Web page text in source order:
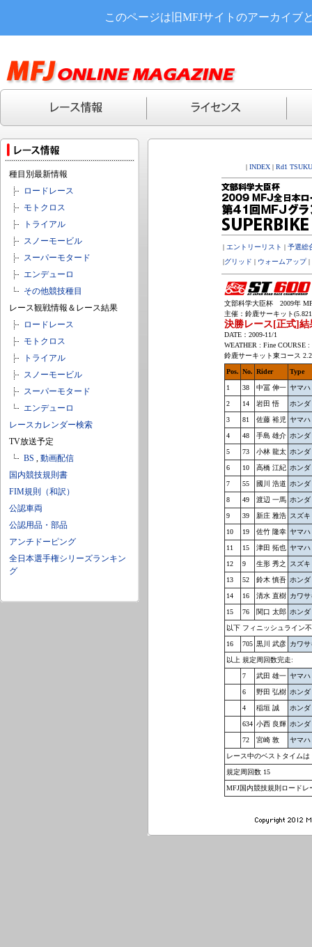
このページは旧MFJサイトのアーカイブ
種目別最新情報
ロードレース
モトクロス
トライアル
スノーモービル
スーパーモタード
エンデューロ
その他競技種目
レース観戦情報＆レース結果
ロードレース
モトクロス
トライアル
スノーモービル
スーパーモタード
エンデューロ
レースカレンダー検索
TV放送予定
BS , 動画配信
国内競技規則書
FIM規則（和訳）
公認車両
公認用品・部品
アンチドーピング
全日本選手権シリーズランキン
グ
| INDEX | Rd1
| エントリーリスト | 予選総
|グリッド | ウォームアップ|
文部科学大臣杯 2009年
主催：鈴鹿サーキット
決勝レース[正式]結
DATE：2009-11/1
WEATHER : Fine COURSE :
鈴鹿サーキット東コース
Pos. No. Rider Type
1 38 中冨 伸一 ヤマハ
2 14 岩田 悟 ホンダ
3 81 佐藤 裕児 ヤマハ
4 48 手島 雄介 ホンダ
5 73 小林 龍太 ホンダ
6 10 高橋 江紀 ホンダ
7 55 國川 浩道 ホンダ
8 49 渡辺 一馬 ホンダ
9 39 新庄 雅浩 スズキ
10 19 佐竹 隆幸 ヤマハ
11 15 津田 拓也 ヤマハ
12 9 生形 秀之 スズキ
13 52 鈴木 慎吾 ホンダ
14 16 清水 直樹 カワ
15 76 関口 太郎 ホンダ
以下 フィニッシュライン
16 705 黒川 武彦 カワ
以上 規定周回数完走:
7 武田 雄一 ヤマハ
6 野田 弘樹 ホンダ
4 稲垣 誠 ホンダ
634 小西 良輝 ホンダ
72 宮崎 敦 ヤマハ
レース中のベストタイム
規定周回数 15
MFJ国内競技規則ロードレ